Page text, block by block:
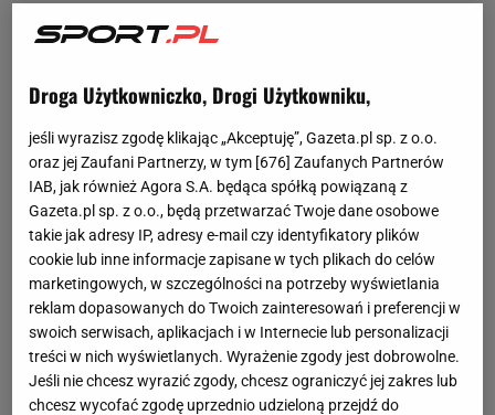
Droga Użytkowniczko, Drogi Użytkowniku,
jeśli wyrazisz zgodę klikając „Akceptuję”, Gazeta.pl sp. z o.o.
oraz jej Zaufani Partnerzy, w tym [676] Zaufanych Partnerów
IAB, jak również Agora S.A. będąca spółką powiązaną z
Gazeta.pl sp. z o.o., będą przetwarzać Twoje dane osobowe
takie jak adresy IP, adresy e-mail czy identyfikatory plików
cookie lub inne informacje zapisane w tych plikach do celów
marketingowych, w szczególności na potrzeby wyświetlania
reklam dopasowanych do Twoich zainteresowań i preferencji w
swoich serwisach, aplikacjach i w Internecie lub personalizacji
treści w nich wyświetlanych. Wyrażenie zgody jest dobrowolne.
Jeśli nie chcesz wyrazić zgody, chcesz ograniczyć jej zakres lub
chcesz wycofać zgodę uprzednio udzieloną przejdź do